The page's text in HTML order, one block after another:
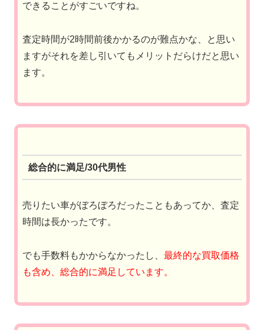
できることがすごいですね。
査定時間が2時間前後かかるのが難点かな、と思い
ますがそれを差し引いてもメリットだらけだと思い
ます。
総合的に満足/30代男性
売りたい車がぼろぼろだったこともあってか、査定
時間は長かったです。
でも手数料もかからなかったし、 最終的な買取価格
も含め、総合的に満足しています。